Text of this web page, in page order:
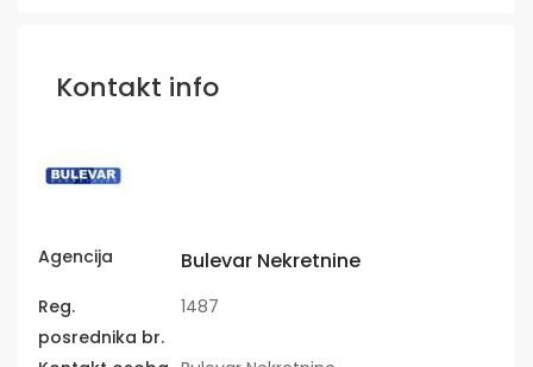
Kontakt info
Agencija Bulevar Nekretnine
Reg.
posrednika br.
1487